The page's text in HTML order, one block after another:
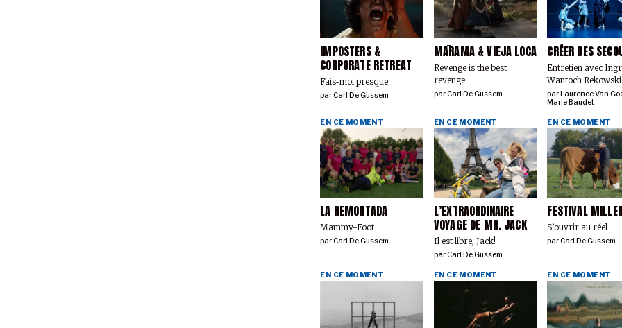
IMPOSTERS &
CORPORATE RETREAT
Fais-moi presque
parCarl De Gussem
MĀRAMA & VIEJA LOCA
Revenge is the best
revenge
parCarl De Gussem
CRÉER DES
Entretien avec
Wantoch Rekowski
parLaurence Van
Marie Baudet
LA REMONTADA
Mammy-Foot
EN CE MOMENT
parCarl De Gussem
L’EXTRAORDINAIRE
VOYAGE DE MR. JACK
Il est libre, Jack!
EN CE MOMENT
parCarl De Gussem
FESTIVAL
S’ouvrir au réel
EN CE MOMENT
parCarl De Gussem
EN CE MOMENT EN CE MOMENT EN CE MOMENT